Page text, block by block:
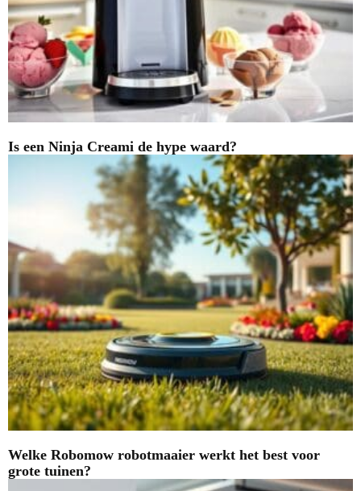
Is een Ninja Creami de hype waard?
Welke Robomow robotmaaier werkt het best voor
grote tuinen?